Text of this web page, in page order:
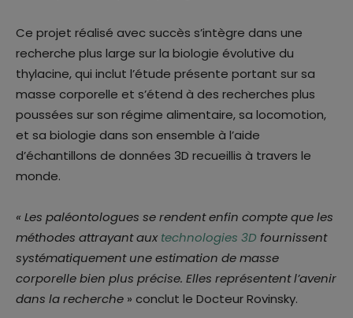
Ce projet réalisé avec succès s’intègre dans une
recherche plus large sur la biologie évolutive du
thylacine, qui inclut l’étude présente portant sur sa
masse corporelle et s’étend à des recherches plus
poussées sur son régime alimentaire, sa locomotion,
et sa biologie dans son ensemble à l’aide
d’échantillons de données 3D recueillis à travers le
monde.
«Les paléontologues se rendent enfin compte que les
méthodes attrayant auxtechnologies 3D fournissent
systématiquement une estimation de masse
corporelle bien plus précise. Elles représentent l’avenir
dans la recherche » conclut le Docteur Rovinsky.